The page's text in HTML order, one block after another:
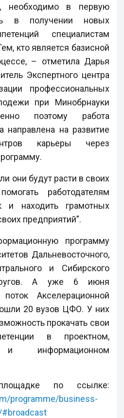
необходимо в первую
в получении новых
специалистам
кто является базисной
– отметила Дарья
Экспертного центра
профессиональных
при Минобрнауки
поэтому работа
направлена на развитие
карьеры через
они будут расти в своих
работодателям
и находить грамотных
предприятий”.
программу
Дальневосточного,
и Сибирского
А уже 6 июня
Акселерационной
20 вузов ЦФО. У них
прокачать свои
в проектном,
и информационном
по ссылке:
programme/business-